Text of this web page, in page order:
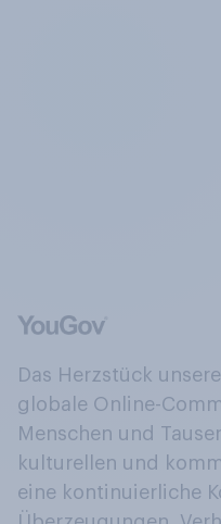
Das Herzstück
globale Online-
Menschen und
kulturellen und
eine kontinuierliche